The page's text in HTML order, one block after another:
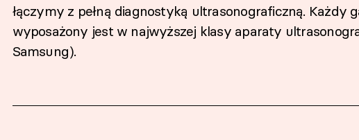
łączymy z pełną diagnostyką ultrasonograficzną. Każdy
wyposażony jest w najwyższej klasy aparaty
Samsung).